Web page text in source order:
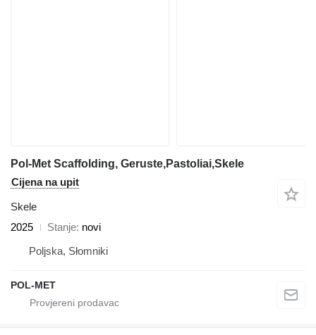
Pol-Met Scaffolding, Geruste,Pastoliai,Skele
Cijena na upit
Skele
2025
Stanje novi
Poljska, Słomniki
POL-MET